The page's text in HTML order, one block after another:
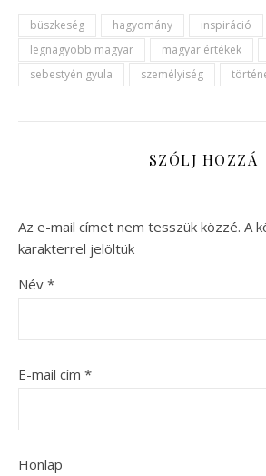
büszkeség hagyomány inspiráció
legnagyobb magyar
magyar értékek
sebestyén gyula
személyiség
SZÓLJ HOZZÁ
Az e-mail címet nem tesszük közzé. A
karakterrel jelöltük
Név *
E-mail cím *
Honlap